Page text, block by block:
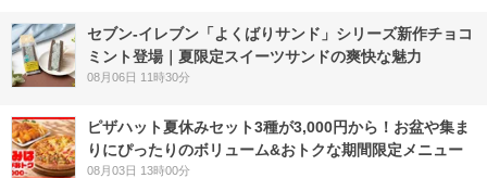
セブン‐イレブン「よくばりサンド」シリーズ新作チョコ
ミント登場｜夏限定スイーツサンドの爽快な魅力
08月06日 11時30分
ピザハット夏休みセット3種が3,000円から！お盆や集ま
りにぴったりのボリューム&おトクな期間限定メニュー
08月03日 13時00分